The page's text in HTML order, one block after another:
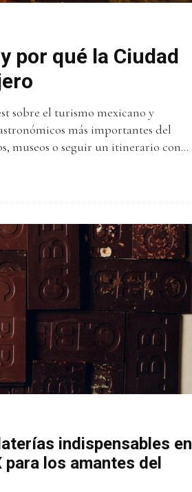
por qué la Ciudad
sobre el turismo mexicano y
más importantes del
museos o seguir un itinerario con...
indispensables en
para los amantes del